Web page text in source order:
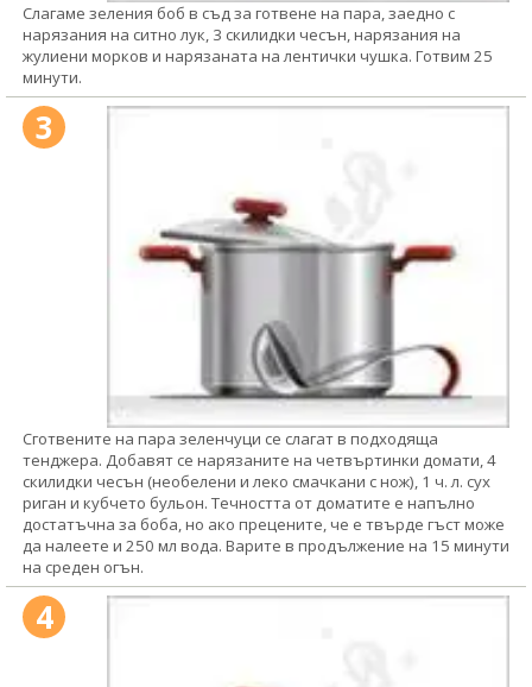
Слагаме зеления боб в съд за готвене на пара, заедно с
нарязания на ситно лук, 3 скилидки чесън, нарязания на
жулиени морков и нарязаната на лентички чушка. Готвим 25
минути.
3
Сготвените на пара зеленчуци се слагат в подходяща
тенджера. Добавят се нарязаните на четвъртинки домати, 4
скилидки чесън (необелени и леко смачкани с нож), 1 ч. л. сух
риган и кубчето бульон. Течността от доматите е напълно
достатъчна за боба, но ако прецените, че е твърде гъст може
да налеете и 250 мл вода. Варите в продължение на 15 минути
на среден огън.
4